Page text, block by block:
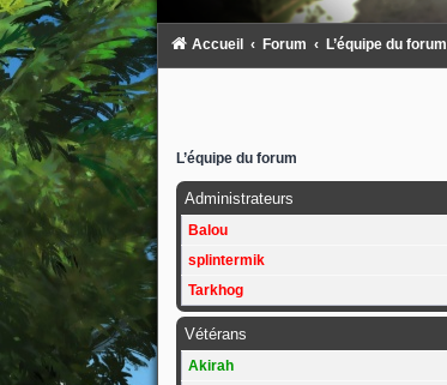
Accueil Forum L’équipe du forum
L’équipe du forum
Administrateurs
Balou
splintermik
Tarkhog
Vétérans
Akirah